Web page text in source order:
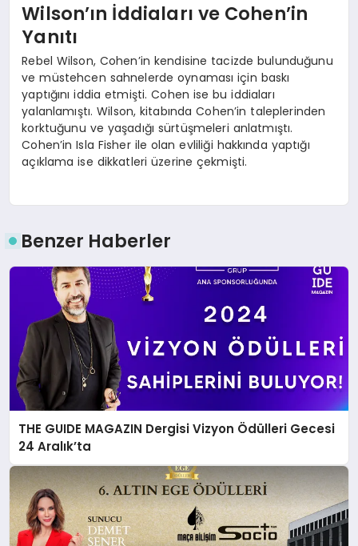
Wilson’ın İddiaları ve Cohen’in
Yanıtı
Rebel Wilson, Cohen’in kendisine tacizde bulunduğunu
ve müstehcen sahnelerde oynaması için baskı
yaptığını iddia etmişti. Cohen ise bu iddiaları
yalanlamıştı. Wilson, kitabında Cohen’in taleplerinden
korktuğunu ve yaşadığı sürtüşmeleri anlatmıştı.
Cohen’in Isla Fisher ile olan evliliği hakkında yaptığı
açıklama ise dikkatleri üzerine çekmişti.
Benzer Haberler
THE GUIDE MAGAZIN Dergisi Vizyon Ödülleri Gecesi
24 Aralık’ta